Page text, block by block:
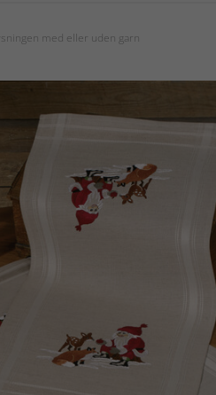
med eller uden garn